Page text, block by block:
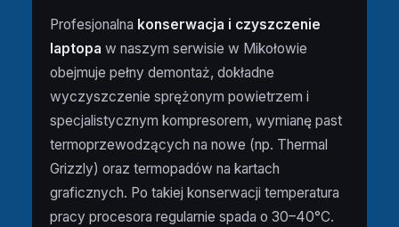
Profesjonalna konserwacja i czyszczenie
laptopa w naszym serwisie w Mikołowie
obejmuje pełny demontaż, dokładne
wyczyszczenie sprężonym powietrzem i
specjalistycznym kompresorem, wymianę past
termoprzewodzących na nowe (np. Thermal
Grizzly) oraz termopadów na kartach
graficznych. Po takiej konserwacji temperatura
pracy procesora regularnie spada o 30–40°C.